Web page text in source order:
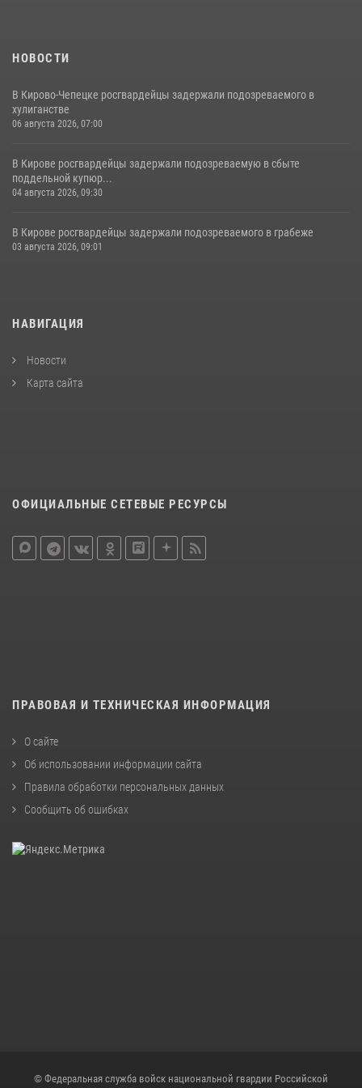
НОВОСТИ
В Кирово-Чепецке росгвардейцы задержали подозреваемого в
хулиганстве
06 августа 2026, 07:00
В Кирове росгвардейцы задержали подозреваемую в сбыте
поддельной купюр...
04 августа 2026, 09:30
В Кирове росгвардейцы задержали подозреваемого в грабеже
03 августа 2026, 09:01
НАВИГАЦИЯ
Новости
Карта сайта
ОФИЦИАЛЬНЫЕ СЕТЕВЫЕ РЕСУРСЫ
ПРАВОВАЯ И ТЕХНИЧЕСКАЯ ИНФОРМАЦИЯ
О сайте
Об использовании информации сайта
Правила обработки персональных данных
Сообщить об ошибках
© Федеральная служба войск национальной гвардии Российской